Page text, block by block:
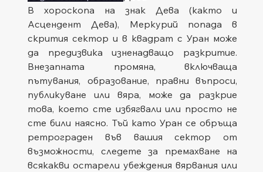
В хороскопа на знак Дева (както и
Асцендент Дева), Меркурий попада в
скрития сектор и в квадрат с Уран може
да предизвика изненадващо разкритие.
Внезапната промяна, включваща
пътувания, образование, правни въпроси,
публикуване или вяра, може да разкрие
това, което сте избягвали или просто не
сте били наясно. Тъй като Уран се обръща
ретрограден във вашия сектор от
възможности, следете за премахване на
всякакви остарели убеждения вярвания или